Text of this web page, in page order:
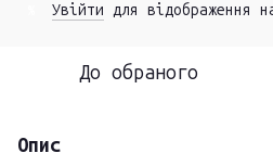
Увійти для відображення
До обраного
Опис